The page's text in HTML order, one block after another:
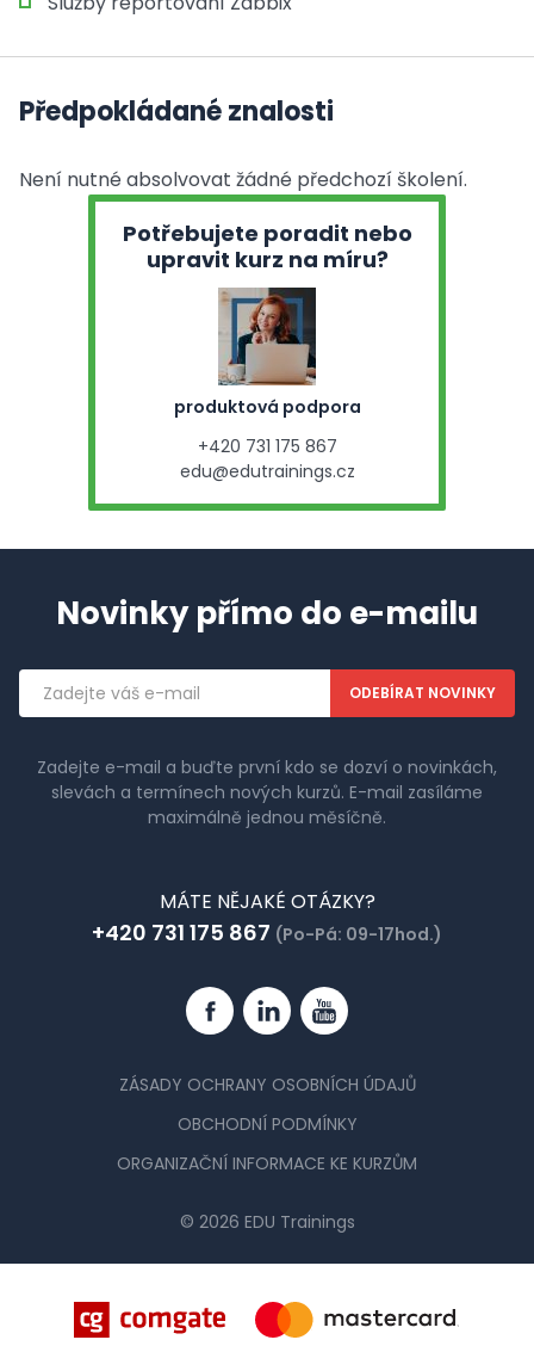
Předpokládané znalosti
Není nutné absolvovat žádné předchozí školení.
Potřebujete poradit nebo
upravit kurz na míru?
produktová podpora
+420 731 175 867
edu@edutrainings.cz
Novinky přímo do e-mailu
Emailová
adresa
Zadejte e-mail a buďte první kdo se dozví o novinkách,
slevách a termínech nových kurzů. E-mail zasíláme
maximálně jednou měsíčně.
MÁTE NĚJAKÉ OTÁZKY?
+420 731 175 867 (Po-Pá: 09-17hod.)
FacebookLinkedinYouTube
ZÁSADY OCHRANY OSOBNÍCH ÚDAJŮ
OBCHODNÍ PODMÍNKY
ORGANIZAČNÍ INFORMACE KE KURZŮM
© 2026 EDU Trainings